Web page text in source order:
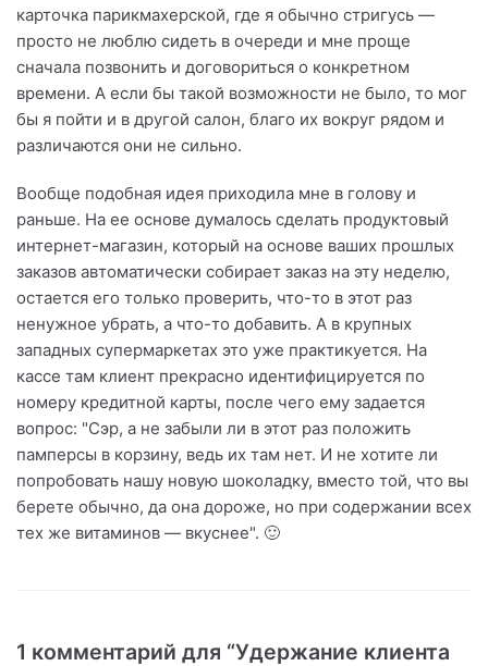
карточка парикмахерской, где я обычно стригусь —
просто не люблю сидеть в очереди и мне проще
сначала позвонить и договориться о конкретном
времени. А если бы такой возможности не было, то мог
бы я пойти и в другой салон, благо их вокруг рядом и
различаются они не сильно.
Вообще подобная идея приходила мне в голову и
раньше. На ее основе думалось сделать продуктовый
интернет-магазин, который на основе ваших прошлых
заказов автоматически собирает заказ на эту неделю,
остается его только проверить, что-то в этот раз
ненужное убрать, а что-то добавить. А в крупных
западных супермаркетах это уже практикуется. На
кассе там клиент прекрасно идентифицируется по
номеру кредитной карты, после чего ему задается
вопрос: "Сэр, а не забыли ли в этот раз положить
памперсы в корзину, ведь их там нет. И не хотите ли
попробовать нашу новую шоколадку, вместо той, что вы
берете обычно, да она дороже, но при содержании всех
тех же витаминов — вкуснее". 🙂
1 комментарий для “Удержание клиента